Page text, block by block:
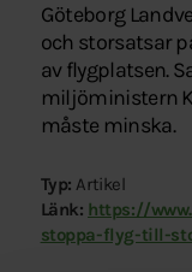
Göteborg
och storsatsar
av flygplatsen.
miljöministern
måste minska.
Typ: Artikel
Länk: https://
stoppa-flyg-till-